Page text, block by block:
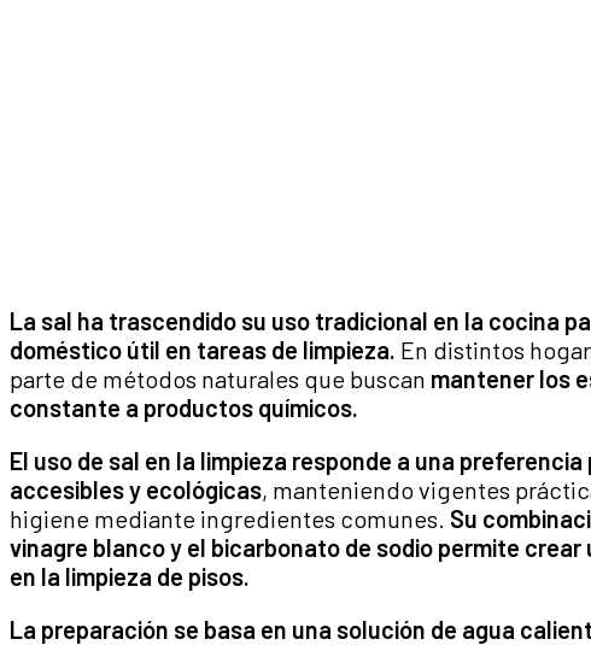
La sal ha trascendido su uso tradicional en la cocina
doméstico útil en tareas de limpieza. En distintos
parte de métodos naturales que buscan mantener los
constante a productos químicos.
El uso de sal en la limpieza responde a una
accesibles y ecológicas, manteniendo vigentes
higiene mediante ingredientes comunes. Su
vinagre blanco y el bicarbonato de sodio permite
en la limpieza de pisos.
La preparación se basa en una solución de agua